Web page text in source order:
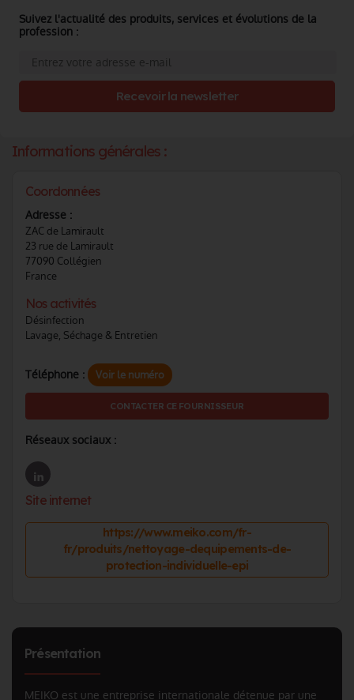
Informations générales :
Coordonnées
Adresse :
ZAC de Lamirault
23 rue de Lamirault
77090 Collégien
France
Nos activités
Désinfection
Lavage, Séchage & Entretien
Téléphone : Voir le numéro
CONTACTER CE FOURNISSEUR
Réseaux sociaux :
Site internet
https://www.meiko.com/fr-
fr/produits/nettoyage-dequipements-de-
protection-individuelle-epi
Présentation
MEIKO est une entreprise internationale détenue par une
Suivez l'actualité des produits, services et évolutions de la
profession :
Recevoir la newsletter